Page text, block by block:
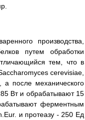
производства,
путем обработки
тем, что в
cerevisiae,
после механического
Вт и обрабатывают 15
ферментным
и протеазу - 250 Ед